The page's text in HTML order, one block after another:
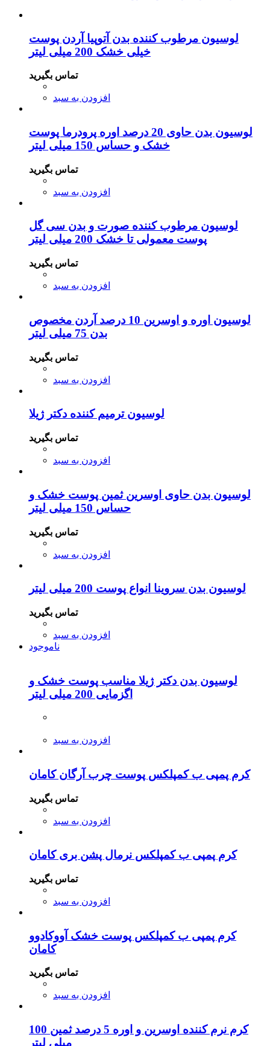
لوسیون مرطوب کننده بدن آتوپیا آردن پوست
خیلی خشک 200 میلی لیتر
تماس بگیرید
افزودن به سبد
لوسیون بدن حاوی 20 درصد اوره پرودرما پوست
خشک و حساس 150 میلی لیتر
تماس بگیرید
افزودن به سبد
لوسیون مرطوب کننده صورت و بدن سی گل
پوست معمولی تا خشک 200 میلی لیتر
تماس بگیرید
افزودن به سبد
لوسیون اوره و اوسرین 10 درصد آردن مخصوص
بدن 75 میلی لیتر
تماس بگیرید
افزودن به سبد
لوسیون ترمیم کننده دکتر ژیلا
تماس بگیرید
افزودن به سبد
لوسیون بدن حاوی اوسرین ثمین پوست خشک و
حساس 150 میلی لیتر
تماس بگیرید
افزودن به سبد
لوسیون بدن سروینا انواع پوست 200 میلی لیتر
تماس بگیرید
افزودن به سبد
ناموجود
لوسیون بدن دکتر ژیلا مناسب پوست خشک و
اگزمایی 200 میلی لیتر
افزودن به سبد
کرم پمپی ب کمپلکس پوست چرب آرگان کامان
تماس بگیرید
افزودن به سبد
کرم پمپی ب کمپلکس نرمال پشن بری کامان
تماس بگیرید
افزودن به سبد
کرم پمپی ب کمپلکس پوست خشک آووکادوو
کامان
تماس بگیرید
افزودن به سبد
کرم نرم کننده اوسرین و اوره 5 درصد ثمین 100
میلی لیتر